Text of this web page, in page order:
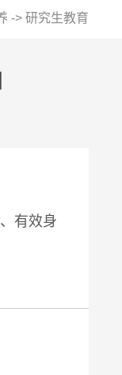
->研究生教育
有效身